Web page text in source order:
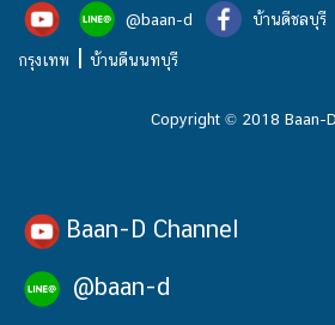
@baan-d บ้านดีชลบุรี
กรุงเทพ | บ้านดีนนทบุรี
Copyright © 2018 Baan-
Baan-D Channel
@baan-d